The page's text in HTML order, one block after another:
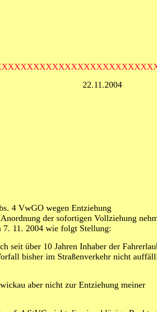
22.11.2004
4 VwGO wegen Entziehung
der sofortigen Vollziehung
11. 2004 wie folgt Stellung:
seit über 10 Jahren Inhaber der
bisher im Straßenverkehr nicht
aber nicht zur Entziehung meiner